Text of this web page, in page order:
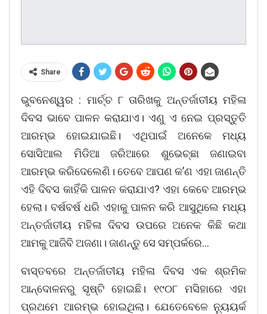
Share
ଭୁବନେଶ୍ୱର : ମାର୍ଚ୍ଚ ୮ ତାରିଖକୁ ଅନ୍ତର୍ଜାତୀୟ ମହିଳା
ଦିବସ ଭାବେ ପାଳନ କରାଯାଏ। ଏଣୁ ଏ ନେଇ ପ୍ରସ୍ତୁତି
ଆରମ୍ଭ ହୋଇଯାଇଛି। ଏଥିପାଇଁ ଅନେକେ ମଧ୍ୟ
ସୋସିଆଲ ମିଡିଆ ଜରିଆରେ ଶୁଭେଚ୍ଛା ଜଣାଇବା
ଆରମ୍ଭ କରିଦେଲେଣି। ତେବେ ଆପଣ କ’ଣ ଏହା ଜାଣନ୍ତି
ଏହି ଦିବସ କାହିଁକି ପାଳନ କରାଯାଏ? ଏହା କେବେ ଆରମ୍ଭ
ହେଲା। ବର୍ଷବର୍ଷ ଧରି ଏହାକୁ ପାଳନ କରି ଆସୁଥିଲେ ମଧ୍ୟ
ଅନ୍ତର୍ଜାତୀୟ ମହିଳା ଦିବସ ଉପରେ ଅନେକ କିଛି କଥା
ଆମକୁ ଆଜିବି ଅଜଣା। ଜାଣନ୍ତୁ ସେ ସମ୍ପର୍କରେ…
ବାସ୍ତବରେ ଅନ୍ତର୍ଜାତୀୟ ମହିଳା ଦିବସ ଏକ ଶ୍ରମିକ
ଆନ୍ଦୋଳନରୁ ସୃଷ୍ଟି ହୋଇଛି। ୧୯୦୮ ମସିହାରେ ଏହା
ପ୍ରଥମେ ଆରମ୍ଭ ହୋଇଥିଲା। ଯେତେବେଳେ ନ୍ୟୁୟର୍କ